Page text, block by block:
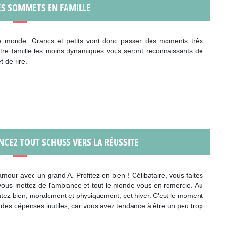
SOMMETS EN FAMILLE
Grands et petits vont donc passer des moments très
famille les moins dynamiques vous seront reconnaissants de
de rire.
TOUT SCHUSS VERS LA RÉUSSITE
avec un grand A. Profitez-en bien ! Célibataire, vous faites
mettez de l’ambiance et tout le monde vous en remercie. Au
bien, moralement et physiquement, cet hiver. C’est le moment
dépenses inutiles, car vous avez tendance à être un peu trop